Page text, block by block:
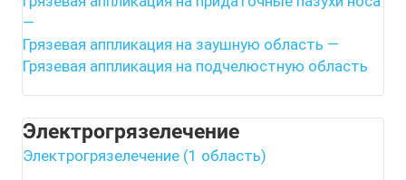
—
Грязевая аппликация на заушную область —
Грязевая аппликация на подчелюстную область
Электрогрязелечение
Электрогрязелечение (1 область)